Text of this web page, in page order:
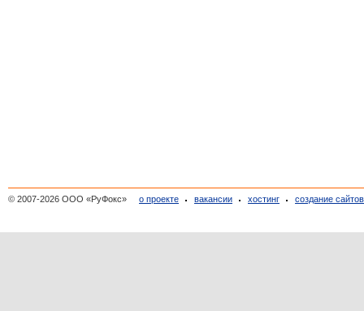
© 2007-2026 ООО «РуФокс» о проекте вакансии хостинг создание сайтов